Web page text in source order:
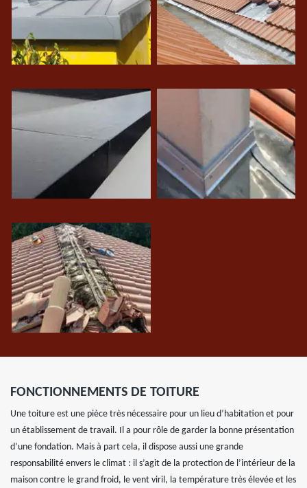
FONCTIONNEMENTS DE TOITURE
Une toiture est une pièce très nécessaire pour un lieu d’habitation et pour
un établissement de travail. Il a pour rôle de garder la bonne présentation
d’une fondation. Mais à part cela, il dispose aussi une grande
responsabilité envers le climat : il s’agit de la protection de l’intérieur de la
maison contre le grand froid, le vent viril, la température très élevée et les